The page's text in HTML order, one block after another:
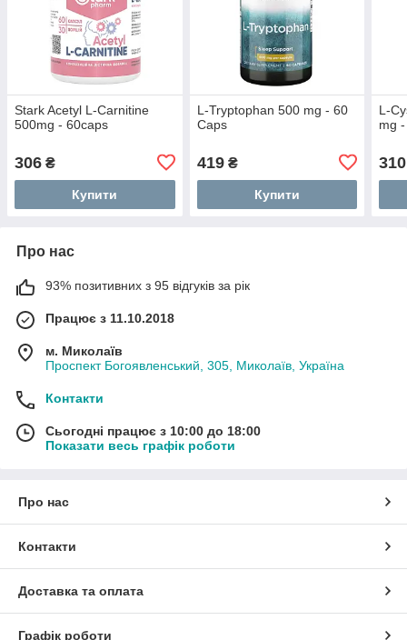
Stark Acetyl L-Carnitine
500mg - 60caps
306 ₴
Купити
L-Tryptophan 500 mg - 60
Caps
419₴
Купити
L-
mg
310
Про нас
93% позитивних з 95 відгуків за рік
Працює з 11.10.2018
м. Миколаїв
Проспект Богоявленський, 305, Миколаїв, Україна
Контакти
Сьогодні працює з 10:00 до 18:00
Показати весь графік роботи
Про нас
Контакти
Доставка та оплата
Графік роботи